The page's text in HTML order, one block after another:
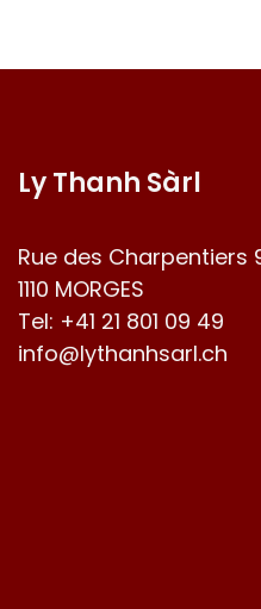
Ly Thanh Sàrl
Rue des Charpentiers
1110 MORGES
Tel: +41 21 801 09 49
info@lythanhsarl.ch